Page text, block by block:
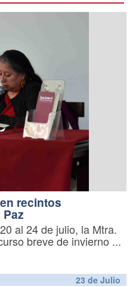
recintos
al 24 de julio, la Mtra.
breve de invierno ...
23 de Julio